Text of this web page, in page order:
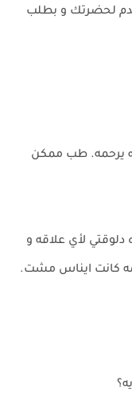
لحضرتك و بطلب
يرحمه. طب ممكن
لأي علاقه و
كانت ايناس مشت.